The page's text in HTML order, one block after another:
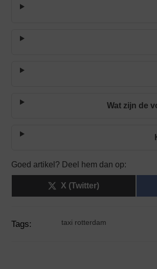
Wat zijn de
Goed artikel? Deel hem dan op:
X (Twitter)
Tags: taxi rotterdam